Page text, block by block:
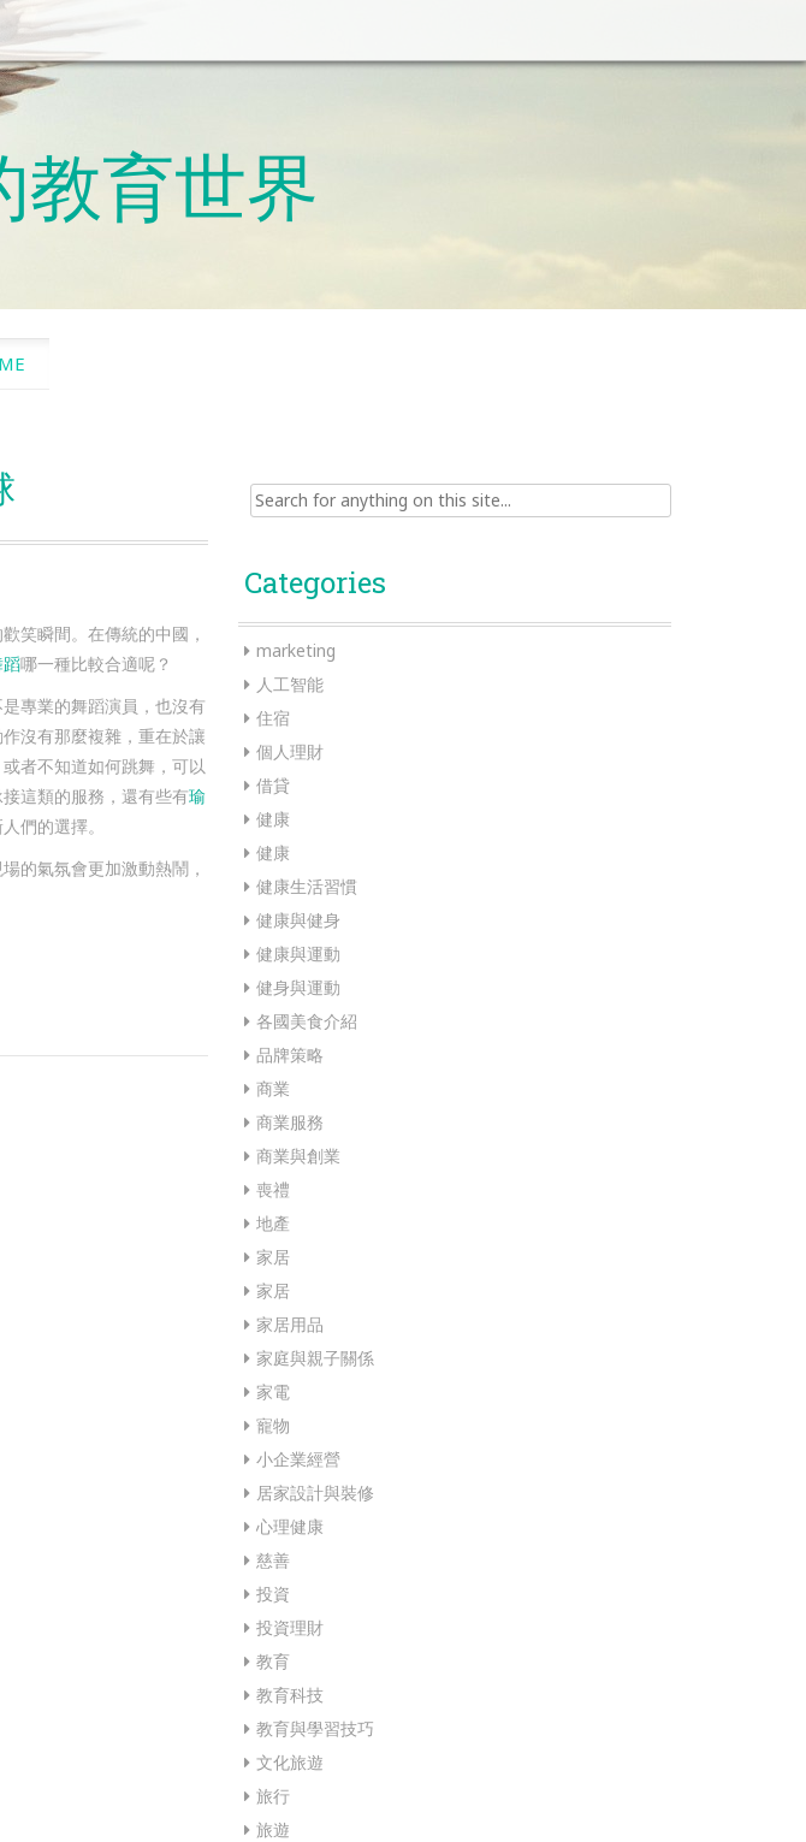
教育世界
笑瞬間。在傳統的中國，
哪一種比較合適呢？
專業的舞蹈演員，也沒有
沒有那麼複雜，重在於讓
者不知道如何跳舞，可以
這類的服務，還有些有瑜
們的選擇。
的氣氛會更加激動熱鬧，
Search
for:
Categories
marketing
人工智能
住宿
個人理財
借貸
健康
健康
健康生活習慣
健康與健身
健康與運動
健身與運動
各國美食介紹
品牌策略
商業
商業服務
商業與創業
喪禮
地產
家居
家居
家居用品
家庭與親子關係
家電
寵物
小企業經營
居家設計與裝修
心理健康
慈善
投資
投資理財
教育
教育科技
教育與學習技巧
文化旅遊
旅行
旅遊